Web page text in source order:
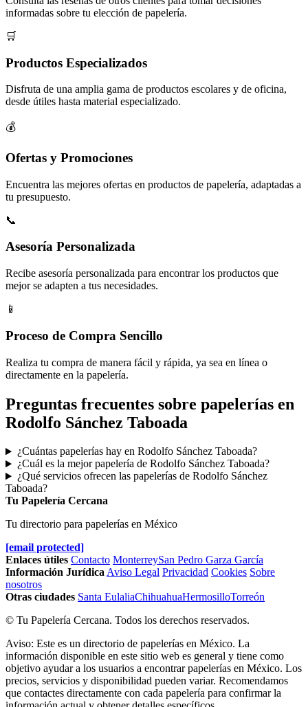
informadas sobre tu elección de papelería.
🛒
Productos Especializados
Disfruta de una amplia gama de productos escolares y de oficina,
desde útiles hasta material especializado.
💰
Ofertas y Promociones
Encuentra las mejores ofertas en productos de papelería, adaptadas a
tu presupuesto.
📞
Asesoría Personalizada
Recibe asesoría personalizada para encontrar los productos que
mejor se adapten a tus necesidades.
📱
Proceso de Compra Sencillo
Realiza tu compra de manera fácil y rápida, ya sea en línea o
directamente en la papelería.
Preguntas frecuentes sobre papelerías en
Rodolfo Sánchez Taboada
¿Cuántas papelerías hay en Rodolfo Sánchez Taboada?
¿Cuál es la mejor papelería de Rodolfo Sánchez Taboada?
¿Qué servicios ofrecen las papelerías de Rodolfo Sánchez
Taboada?
Tu Papelería Cercana
Tu directorio para papelerías en México
[email protected]
Enlaces útiles Contacto MonterreySan Pedro Garza García
Información JurídicaAviso Legal Privacidad Cookies Sobre
nosotros
Otras ciudades Santa EulaliaChihuahuaHermosilloTorreón
© Tu Papelería Cercana. Todos los derechos reservados.
Aviso: Este es un directorio de papelerías en México. La
información disponible en este sitio web es general y tiene como
objetivo ayudar a los usuarios a encontrar papelerías en México. Los
precios, servicios y disponibilidad pueden variar. Recomendamos
que contactes directamente con cada papelería para confirmar la